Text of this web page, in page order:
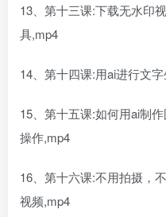
13、第十三课:下载无水印
具,mp4
14、第十四课:用ai进行文
15、第十五课:如何用ai制
操作,mp4
16、第十六课:不用拍摄，
视频,mp4